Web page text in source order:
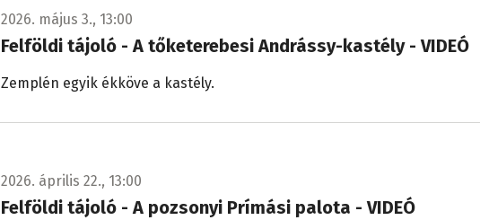
2026. május 3., 13:00
Felföldi tájoló - A tőketerebesi Andrássy-kastély - VIDEÓ
Zemplén egyik ékköve a kastély.
2026. április 22., 13:00
Felföldi tájoló - A pozsonyi Prímási palota - VIDEÓ